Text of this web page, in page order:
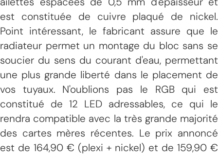
est constituée de cuivre plaqué de nickel.
Point intéressant, le fabricant assure que le
radiateur permet un montage du bloc sans se
soucier du sens du courant d'eau, permettant
une plus grande liberté dans le placement de
vos tuyaux. N'oublions pas le RGB qui est
constitué de 12 LED adressables, ce qui le
rendra compatible avec la très grande majorité
des cartes mères récentes. Le prix annoncé
est de 164,90 € (plexi + nickel) et de 159,90 €